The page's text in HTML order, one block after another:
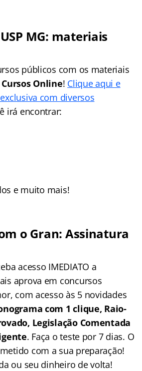
MG: materiais
públicos com os materiais
Online! Clique aqui e
com diversos
irá encontrar:
e muito mais!
o Gran: Assinatura
acesso IMEDIATO a
aprova em concursos
com acesso às 5 novidades
com 1 clique, Raio-
Legislação Comentada
. Faça o teste por 7 dias. O
com a sua preparação!
ou seu dinheiro de volta!